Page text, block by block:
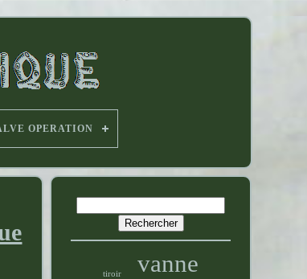
OPERATION
tiroir vanne